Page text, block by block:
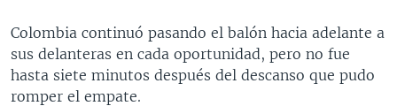
Colombia continuó pasando el balón hacia adelante a
sus delanteras en cada oportunidad, pero no fue
hasta siete minutos después del descanso que pudo
romper el empate.